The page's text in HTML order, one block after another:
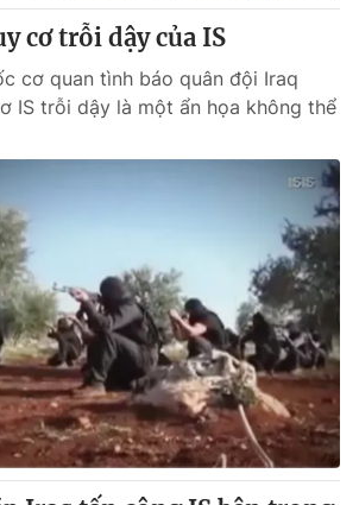
Vươn mình bằng AI
VTV8
Đài Truyền hình Việt Nam
cơ trỗi dậy của IS
cơ quan tình báo quân đội Iraq
IS trỗi dậy là một ẩn họa không thể